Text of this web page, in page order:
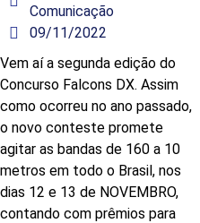
Comunicação
09/11/2022
Vem aí a segunda edição do
Concurso Falcons DX. Assim
como ocorreu no ano passado,
o novo conteste promete
agitar as bandas de 160 a 10
metros em todo o Brasil, nos
dias 12 e 13 de NOVEMBRO,
contando com prêmios para